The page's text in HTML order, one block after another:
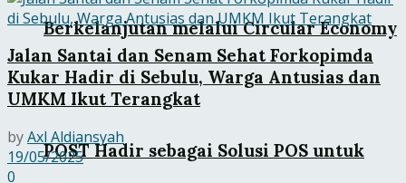
Berkelanjutan melalui Circular Economy
POST Hadir sebagai Solusi POS untuk
Jalan Santai dan Senam Sehat Forkopimda
Kukar Hadir di Sebulu, Warga Antusias dan
UMKM Ikut Terangkat
byAxl Aldiansyah
19/05/2025
0